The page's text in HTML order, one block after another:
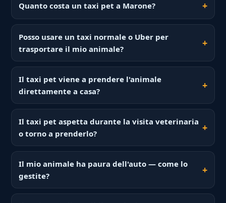
Quanto costa un taxi pet a Marone?
Posso usare un taxi normale o Uber per
trasportare il mio animale?
Il taxi pet viene a prendere l'animale
direttamente a casa?
Il taxi pet aspetta durante la visita veterinaria
o torno a prenderlo?
Il mio animale ha paura dell'auto — come lo
gestite?